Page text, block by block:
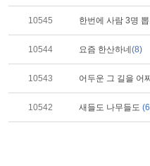
10545 한번에 사람 3명
10544 요즘 한산하네 (8)
10543 어두운 그 길을 어
10542 새들도 나무들도